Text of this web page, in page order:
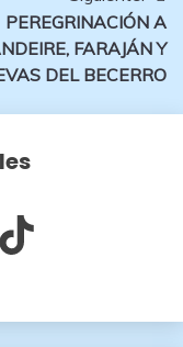
PEREGRINACIÓN A
FARAJÁN Y
DEL BECERRO
TikTok